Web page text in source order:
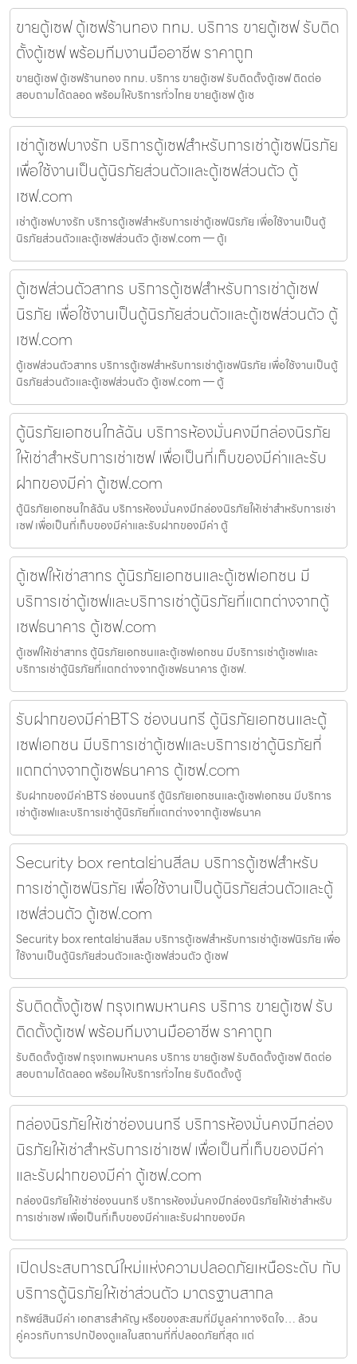
ขายตู้เซฟ ตู้เซฟร้านทอง กทม. บริการ ขายตู้เซฟ รับติด
ตั้งตู้เซฟ พร้อมทีมงานมืออาชีพ ราคาถูก
ขายตู้เซฟ ตู้เซฟร้านทอง กทม. บริการ ขายตู้เซฟ รับติดตั้งตู้เซฟ ติดต่อ
สอบถามได้ตลอด พร้อมให้บริการทั่วไทย ขายตู้เซฟ ตู้เซ
เช่าตู้เซฟบางรัก บริการตู้เซฟสำหรับการเช่าตู้เซฟนิรภัย
เพื่อใช้งานเป็นตู้นิรภัยส่วนตัวและตู้เซฟส่วนตัว ตู้
เซฟ.com
เช่าตู้เซฟบางรัก บริการตู้เซฟสำหรับการเช่าตู้เซฟนิรภัย เพื่อใช้งานเป็นตู้
นิรภัยส่วนตัวและตู้เซฟส่วนตัว ตู้เซฟ.com — ตู้เ
ตู้เซฟส่วนตัวสาทร บริการตู้เซฟสำหรับการเช่าตู้เซฟ
นิรภัย เพื่อใช้งานเป็นตู้นิรภัยส่วนตัวและตู้เซฟส่วนตัว ตู้
เซฟ.com
ตู้เซฟส่วนตัวสาทร บริการตู้เซฟสำหรับการเช่าตู้เซฟนิรภัย เพื่อใช้งานเป็นตู้
นิรภัยส่วนตัวและตู้เซฟส่วนตัว ตู้เซฟ.com — ตู้
ตู้นิรภัยเอกชนใกล้ฉัน บริการห้องมั่นคงมีกล่องนิรภัย
ให้เช่าสำหรับการเช่าเซฟ เพื่อเป็นที่เก็บของมีค่าและรับ
ฝากของมีค่า ตู้เซฟ.com
ตู้นิรภัยเอกชนใกล้ฉัน บริการห้องมั่นคงมีกล่องนิรภัยให้เช่าสำหรับการเช่า
เซฟ เพื่อเป็นที่เก็บของมีค่าและรับฝากของมีค่า ตู้
ตู้เซฟให้เช่าสาทร ตู้นิรภัยเอกชนและตู้เซฟเอกชน มี
บริการเช่าตู้เซฟและบริการเช่าตู้นิรภัยที่แตกต่างจากตู้
เซฟธนาคาร ตู้เซฟ.com
ตู้เซฟให้เช่าสาทร ตู้นิรภัยเอกชนและตู้เซฟเอกชน มีบริการเช่าตู้เซฟและ
บริการเช่าตู้นิรภัยที่แตกต่างจากตู้เซฟธนาคาร ตู้เซฟ.
รับฝากของมีค่าBTS ช่องนนทรี ตู้นิรภัยเอกชนและตู้
เซฟเอกชน มีบริการเช่าตู้เซฟและบริการเช่าตู้นิรภัยที่
แตกต่างจากตู้เซฟธนาคาร ตู้เซฟ.com
รับฝากของมีค่าBTS ช่องนนทรี ตู้นิรภัยเอกชนและตู้เซฟเอกชน มีบริการ
เช่าตู้เซฟและบริการเช่าตู้นิรภัยที่แตกต่างจากตู้เซฟธนาค
Security box rentalย่านสีลม บริการตู้เซฟสำหรับ
การเช่าตู้เซฟนิรภัย เพื่อใช้งานเป็นตู้นิรภัยส่วนตัวและตู้
เซฟส่วนตัว ตู้เซฟ.com
Security box rentalย่านสีลม บริการตู้เซฟสำหรับการเช่าตู้เซฟนิรภัย เพื่อ
ใช้งานเป็นตู้นิรภัยส่วนตัวและตู้เซฟส่วนตัว ตู้เซฟ
รับติดตั้งตู้เซฟ กรุงเทพมหานคร บริการ ขายตู้เซฟ รับ
ติดตั้งตู้เซฟ พร้อมทีมงานมืออาชีพ ราคาถูก
รับติดตั้งตู้เซฟ กรุงเทพมหานคร บริการ ขายตู้เซฟ รับติดตั้งตู้เซฟ ติดต่อ
สอบถามได้ตลอด พร้อมให้บริการทั่วไทย รับติดตั้งตู้
กล่องนิรภัยให้เช่าช่องนนทรี บริการห้องมั่นคงมีกล่อง
นิรภัยให้เช่าสำหรับการเช่าเซฟ เพื่อเป็นที่เก็บของมีค่า
และรับฝากของมีค่า ตู้เซฟ.com
กล่องนิรภัยให้เช่าช่องนนทรี บริการห้องมั่นคงมีกล่องนิรภัยให้เช่าสำหรับ
การเช่าเซฟ เพื่อเป็นที่เก็บของมีค่าและรับฝากของมีค
เปิดประสบการณ์ใหม่แห่งความปลอดภัยเหนือระดับ กับ
บริการตู้นิรภัยให้เช่าส่วนตัว มาตรฐานสากล
ทรัพย์สินมีค่า เอกสารสำคัญ หรือของสะสมที่มีมูลค่าทางจิตใจ… ล้วน
คู่ควรกับการปกป้องดูแลในสถานที่ที่ปลอดภัยที่สุด แต่